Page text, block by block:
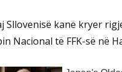
Sllovenisë kanë kryer
Nacional të FFK-së në